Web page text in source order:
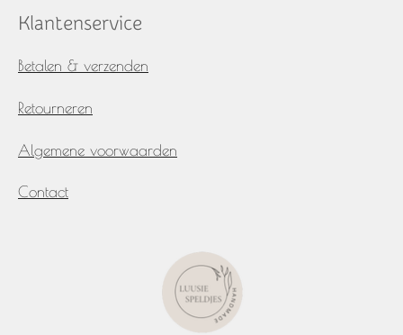
Klantenservice
Betalen & verzenden
Retourneren
Algemene voorwaarden
Contact